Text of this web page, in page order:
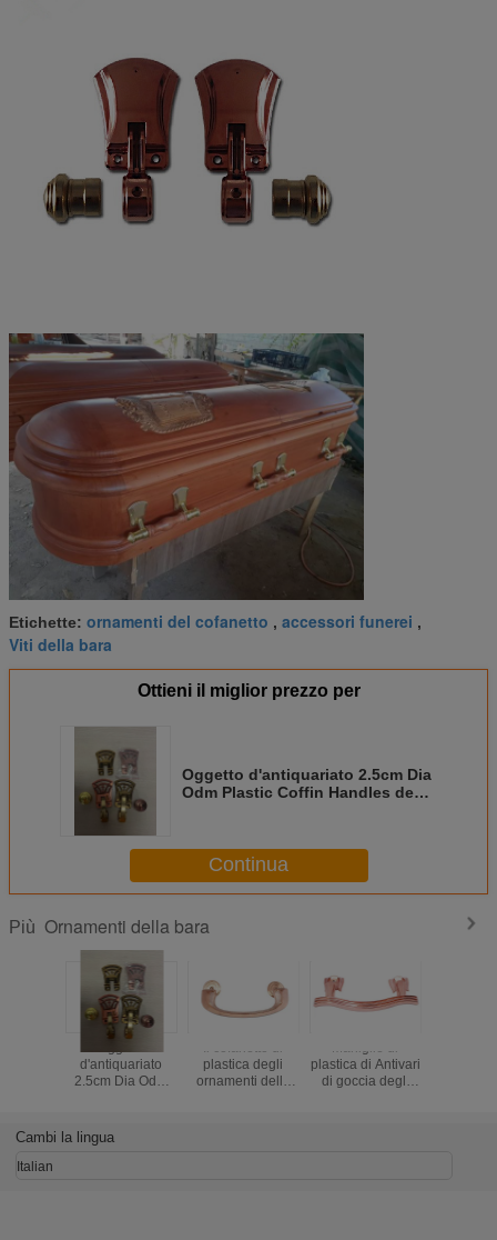
Etichette: ornamenti del cofanetto , accessori funerei ,
Viti della bara
Ottieni il miglior prezzo per
Oggetto d'antiquariato 2.5cm Dia
Odm Plastic Coffin Handles degli
Continua
Più Ornamenti della bara
d'antiquariato
2.5cm Dia Odm
ornamenti del
cofanetto
plastica degli
ornamenti della
plastica di Antivari
di goccia degli
Cambi la lingua
Italian